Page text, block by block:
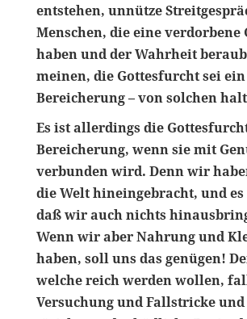
entstehen, unnütze
Menschen, die eine verdorbene
haben und der Wahrheit
meinen, die Gottesfurcht sei
Bereicherung – von solchen
Es ist allerdings die
Bereicherung, wenn sie mit
verbunden wird. Denn wir
die Welt hineingebracht, und
daß wir auch nichts
Wenn wir aber Nahrung und
haben, soll uns das genügen!
welche reich werden wollen,
Versuchung und Fallstricke